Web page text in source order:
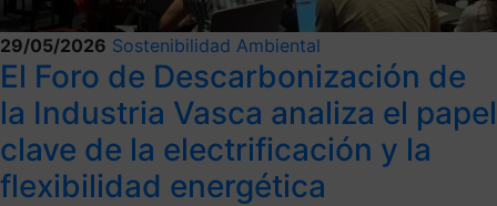
29/05/2026 Sostenibilidad Ambiental
El Foro de Descarbonización de
la Industria Vasca analiza el papel
clave de la electrificación y la
flexibilidad energética